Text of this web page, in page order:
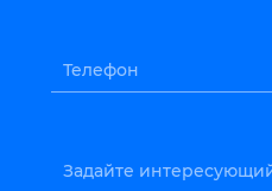
Телефон
Задайте